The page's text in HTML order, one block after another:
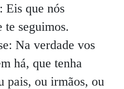
Eis que nós
te seguimos.
Na verdade vos
há, que tenha
pais, ou irmãos, ou